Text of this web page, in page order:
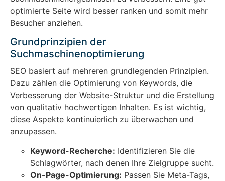
optimierte Seite wird besser ranken und somit mehr
Besucher anziehen.
Grundprinzipien der
Suchmaschinenoptimierung
SEO basiert auf mehreren grundlegenden Prinzipien.
Dazu zählen die Optimierung von Keywords, die
Verbesserung der Website-Struktur und die Erstellung
von qualitativ hochwertigen Inhalten. Es ist wichtig,
diese Aspekte kontinuierlich zu überwachen und
anzupassen.
Keyword-Recherche: Identifizieren Sie die
Schlagwörter, nach denen Ihre Zielgruppe sucht.
On-Page-Optimierung: Passen Sie Meta-Tags,